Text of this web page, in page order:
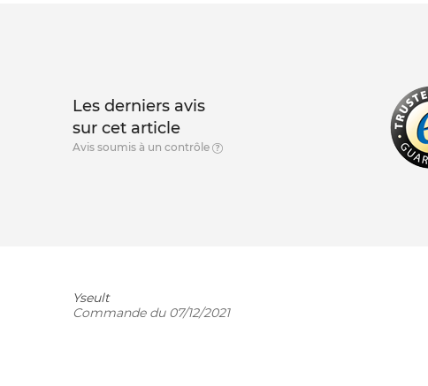
Les derniers avis
sur cet article
Avis soumis à un contrôle
Yseult
Commande du 07/12/2021